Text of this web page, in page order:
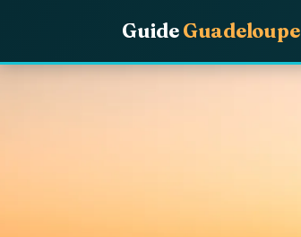
GuideGuadeloupe